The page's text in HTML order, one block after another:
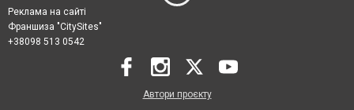
Реклама на сайті
Франшиза "CitySites"
+38098 513 0542
Автори проєкту